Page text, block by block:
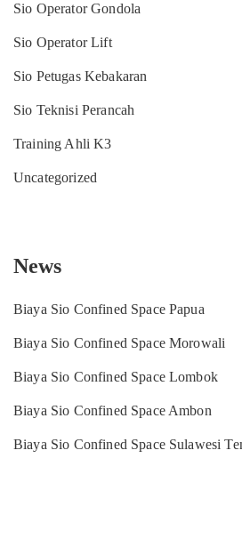
Sio Operator Gondola
Sio Operator Lift
Sio Petugas Kebakaran
Sio Teknisi Perancah
Training Ahli K3
Uncategorized
News
Biaya Sio Confined Space Papua
Biaya Sio Confined Space Morowali
Biaya Sio Confined Space Lombok
Biaya Sio Confined Space Ambon
Biaya Sio Confined Space Sulawesi